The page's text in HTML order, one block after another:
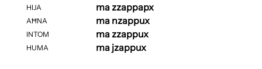
HIJA
AĦNA
INTOM
HUMA
ma zzappapx
ma nzappux
ma zzappux
ma jzappux